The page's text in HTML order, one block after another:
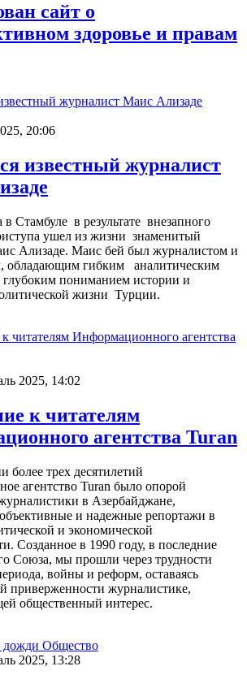
сайт о
здоровье и правам
20:06
известный журналист
Стамбуле в результате внезапного
ушел из жизни знаменитый
Ализаде. Маис бей был журналистом и
обладающим гибким аналитическим
пониманием истории и
жизни Турции.
2025, 14:02
к читателям
агентства Turan
более трех десятилетий
агентство Turan было опорой
в Азербайджане,
объективные и надежные репортажи в
и экономической
Созданное в 1990 году, в последние
Союза, мы прошли через трудности
войны и реформ, оставаясь
приверженности журналистике,
общественный интерес.
Общество
2025, 13:28